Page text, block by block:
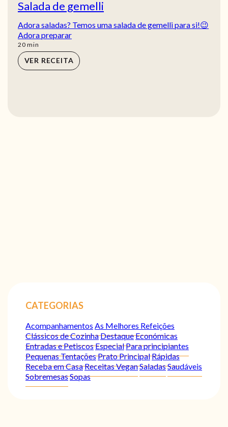
Salada de gemelli
Adora saladas? Temos uma salada de gemelli para si!😉
Adora preparar
20min
min
VER RECEITA
CATEGORIAS
Acompanhamentos As Melhores Refeições
Clássicos de CozinhaDestaqueEconómicas
Entradas e PetiscosEspecialPara principiantes
Pequenas TentaçõesPrato PrincipalRápidas
Receba em CasaReceitas VeganSaladasSaudáveis
SobremesasSopas